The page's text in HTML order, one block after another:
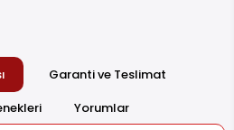
Garanti ve Teslimat
Yorumlar